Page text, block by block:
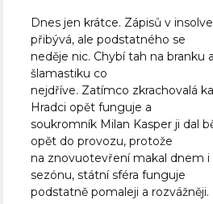
Dnes jen krátce. Zápisů v
přibývá, ale podstatného se
neděje nic. Chybí tah na branku
šlamastiku co
nejdříve. Zatímco zkrachovalá
Hradci opět funguje a
soukromník Milan Kasper ji dal
opět do provozu, protože
na znovuotevření makal dnem i
sezónu, státní sféra funguje
podstatně pomaleji a rozvážněji.